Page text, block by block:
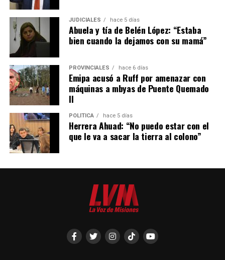
JUDICIALES hace 5 días
Abuela y tía de Belén López: “Estaba
bien cuando la dejamos con su mamá”
PROVINCIALES hace 6 días
Emipa acusó a Ruff por amenazar con
máquinas a mbyas de Puente Quemado
II
POLÍTICA hace 5 días
Herrera Ahuad: “No puedo estar con el
que le va a sacar la tierra al colono”